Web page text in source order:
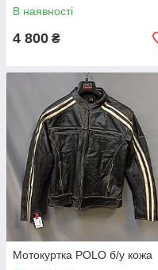
В наявності
4 800 ₴
Мотокуртка POLO б/у кожа